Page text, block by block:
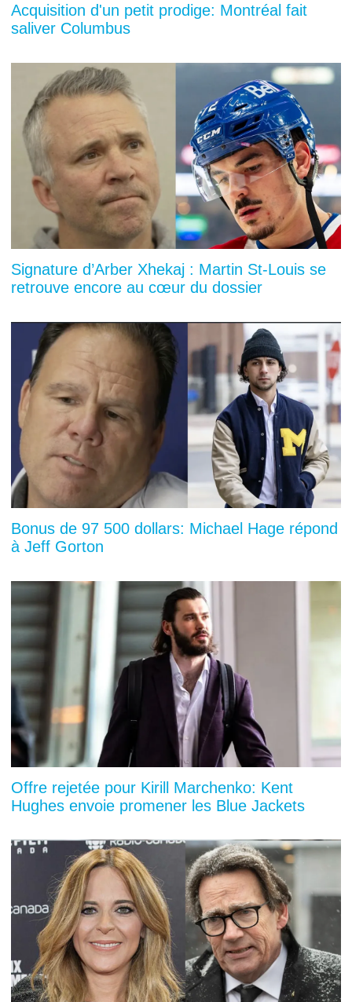
Acquisition d'un petit prodige: Montréal fait
saliver Columbus
Signature d’Arber Xhekaj : Martin St-Louis se
retrouve encore au cœur du dossier
Bonus de 97 500 dollars: Michael Hage répond
à Jeff Gorton
Offre rejetée pour Kirill Marchenko: Kent
Hughes envoie promener les Blue Jackets